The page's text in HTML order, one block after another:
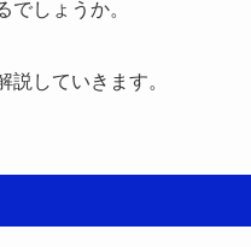
しょうか。
していきます。